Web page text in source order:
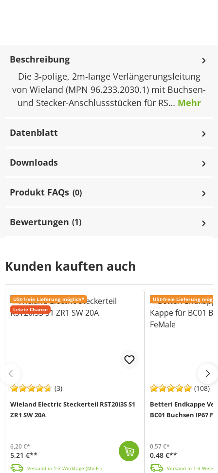
Beschreibung
Die 3-polige, 2m-lange Verlängerungsleitung
von Wieland (MPN 96.233.2030.1) mit Buchsen-
und Stecker-Anschlussstücken für RS… Mehr
Datenblatt
Downloads
Produkt FAQs (0)
Bewertungen (1)
Kunden kauften auch
USt-freie Lieferung möglich*
Letzte Chance
(3)
Wieland Electric Steckerteil RST20i3S S1
ZR1 SW 20A
6,20 €*
5,21 €**
Versand in 1-3 Werktage (Mo-Fr)
USt-freie Lieferung
(108)
Betteri Endkappe
BC01 Buchsen IP67
0,57 €*
0,48 €**
Versand in 1-3